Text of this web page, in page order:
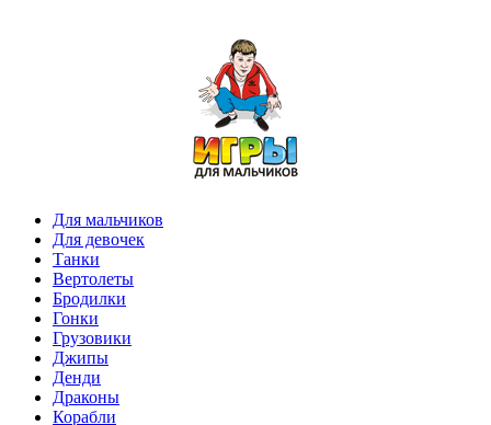
Для мальчиков
Для девочек
Танки
Вертолеты
Бродилки
Гонки
Грузовики
Джипы
Денди
Драконы
Корабли